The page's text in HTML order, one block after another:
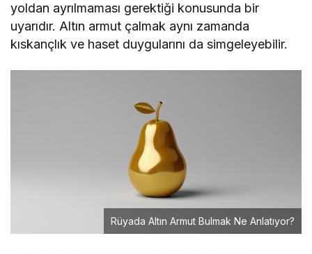
yoldan ayrılmaması gerektiği konusunda bir
uyarıdır. Altın armut çalmak aynı zamanda
kıskançlık ve haset duygularını da simgeleyebilir.
Rüyada Altın Armut Bulmak Ne Anlatıyor?